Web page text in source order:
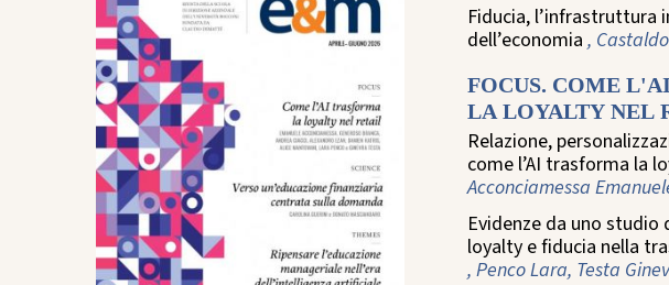
Fiducia, l’infrastruttura
dell’economia ,
FOCUS. COME
LA LOYALTY NEL
Relazione,
come l’AI trasforma la
Acconciamessa
Evidenze da uno
loyalty e fiducia nella
, Penco Lara, Testa